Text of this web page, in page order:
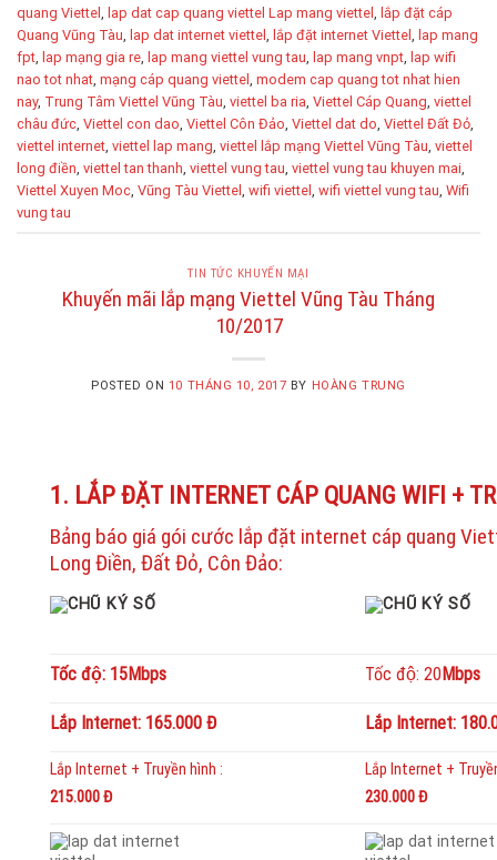
quang Viettel lap dat cap quang viettel Lap mang viettel lắp đặt cáp
Quang Vũng Tàu lap dat internet viettel lắp đặt internet Viettel lap mang
fpt lap mạng gia re lap mang viettel vung tau lap mang vnpt lap wifi
nao tot nhat mạng cáp quang viettel modem cap quang tot nhat hien
nay, Trung Tâm Viettel Vũng Tàu viettel ba ria Viettel Cáp Quang viettel
châu đức Viettel con dao Viettel Côn Đảo Viettel dat do Viettel Đất Đỏ
viettel internet viettel lap mang viettel lắp mạng Viettel Vũng Tàu viettel
long điền viettel tan thanh viettel vung tau viettel vung tau khuyen mai
Viettel Xuyen Moc Vũng Tàu Viettel wifi viettel wifi viettel vung tau Wifi
vung tau
TIN TỨC KHUYẾN MẠI
Khuyến mãi lắp mạng Viettel Vũng Tàu Tháng
10/2017
POSTED ON 10 THÁNG 10, 2017 BY HOÀNG TRUNG
1. LẮP ĐẶT INTERNET CÁP QUANG WIFI +
Bảng báo giá gói cước lắp đặt internet cáp quang
Long Điền, Đất Đỏ, Côn Đảo:
Tốc độ: 15Mbps Tốc độ: 20Mbps
Lắp Internet: 165.000 Đ Lắp Internet:
Lắp Internet + Truyền hình :
215.000 Đ
Lắp Internet +
230.000 Đ